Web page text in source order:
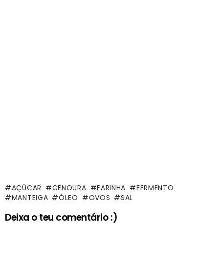
AÇÚCAR CENOURA FARINHA
FERMENTO
MANTEIGA
ÓLEO OVOS SAL
Deixa o teu comentário :)